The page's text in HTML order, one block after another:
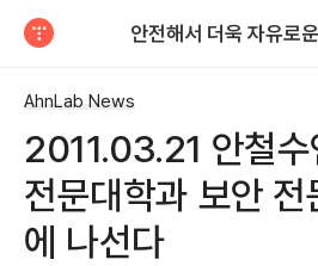
안전해서 더욱 자유로
AhnLab News
2011.03.21 안철수
전문대학과 보안 전
에 나선다